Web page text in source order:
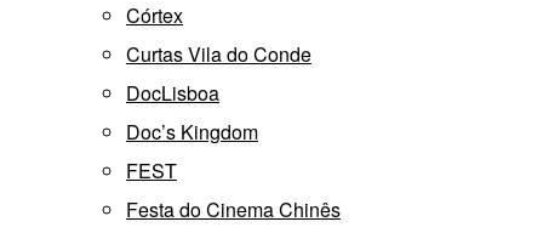
Córtex
Curtas Vila do Conde
DocLisboa
Doc’s Kingdom
FEST
Festa do Cinema Chinês